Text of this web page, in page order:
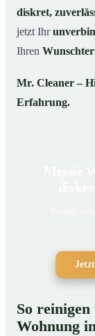
diskret,
jetzt Ihr
Ihren
Mr. Cleaner –
Erfahrung.
So reinigen
Wohnung